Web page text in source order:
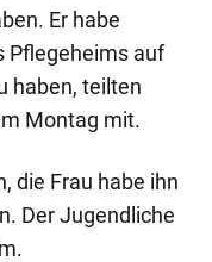
Er habe
Pflegeheims auf
haben, teilten
Montag mit.
die Frau habe ihn
Der Jugendliche